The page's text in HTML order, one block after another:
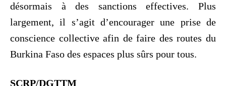
désormais à des sanctions effectives. Plus
largement, il s’agit d’encourager une prise de
conscience collective afin de faire des routes du
Burkina Faso des espaces plus sûrs pour tous.
SCRP/DGTTM